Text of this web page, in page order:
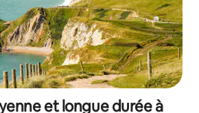
et longue durée à